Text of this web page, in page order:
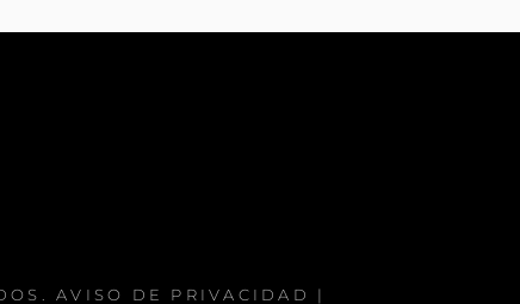
AVISO DE PRIVACIDAD |